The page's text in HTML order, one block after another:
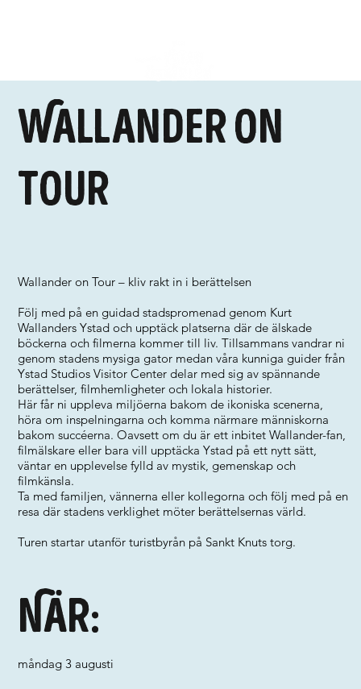
Wallander on
tour
Wallander on Tour – kliv rakt in i berättelsen
Följ med på en guidad stadspromenad genom Kurt
Wallanders Ystad och upptäck platserna där de älskade
böckerna och filmerna kommer till liv. Tillsammans vandrar ni
genom stadens mysiga gator medan våra kunniga guider från
Ystad Studios Visitor Center delar med sig av spännande
berättelser, filmhemligheter och lokala historier.
Här får ni uppleva miljöerna bakom de ikoniska scenerna,
höra om inspelningarna och komma närmare människorna
bakom succéerna. Oavsett om du är ett inbitet Wallander-fan,
filmälskare eller bara vill upptäcka Ystad på ett nytt sätt,
väntar en upplevelse fylld av mystik, gemenskap och
filmkänsla.
Ta med familjen, vännerna eller kollegorna och följ med på en
resa där stadens verklighet möter berättelsernas värld.
Turen startar utanför turistbyrån på Sankt Knuts torg.
När:
måndag 3 augusti